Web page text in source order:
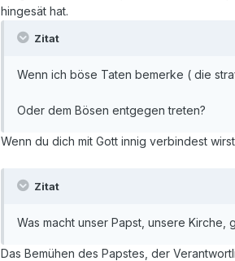
hingesät hat.
Zitat
Wenn ich böse Taten bemerke ( die
Oder dem Bösen entgegen treten?
Wenn du dich mit Gott innig verbindest
Zitat
Was macht unser Papst, unsere
Das Bemühen des Papstes, der